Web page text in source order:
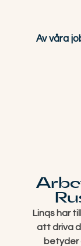
Av våra
Linqs har
att driva
betyder